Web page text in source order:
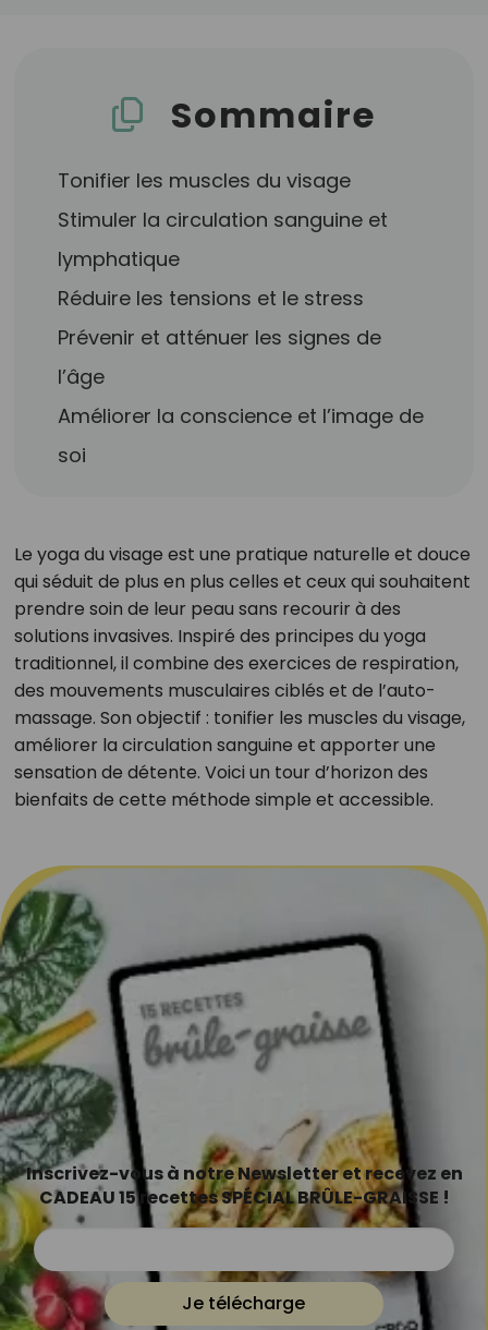
Sommaire
Tonifier les muscles du visage
Stimuler la circulation sanguine et
lymphatique
Réduire les tensions et le stress
Prévenir et atténuer les signes de
l’âge
Améliorer la conscience et l’image de
soi
Le yoga du visage est une pratique naturelle et douce
qui séduit de plus en plus celles et ceux qui souhaitent
prendre soin de leur peau sans recourir à des
solutions invasives. Inspiré des principes du yoga
traditionnel, il combine des exercices de respiration,
des mouvements musculaires ciblés et de l’auto-
massage. Son objectif : tonifier les muscles du visage,
améliorer la circulation sanguine et apporter une
sensation de détente. Voici un tour d’horizon des
bienfaits de cette méthode simple et accessible.
Inscrivez-vous à notre Newsletter et recevez en
CADEAU 15 recettes SPÉCIAL BRÛLE-GRAISSE !
Je télécharge